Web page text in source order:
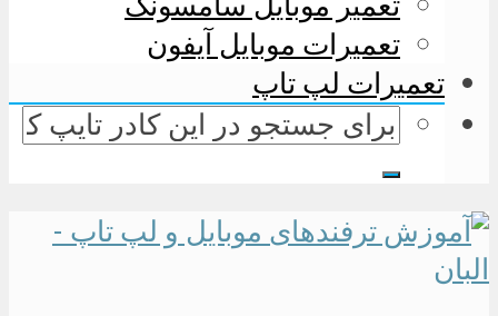
تعمیرات موبایل آیفون
تعمیرات لپ تاپ